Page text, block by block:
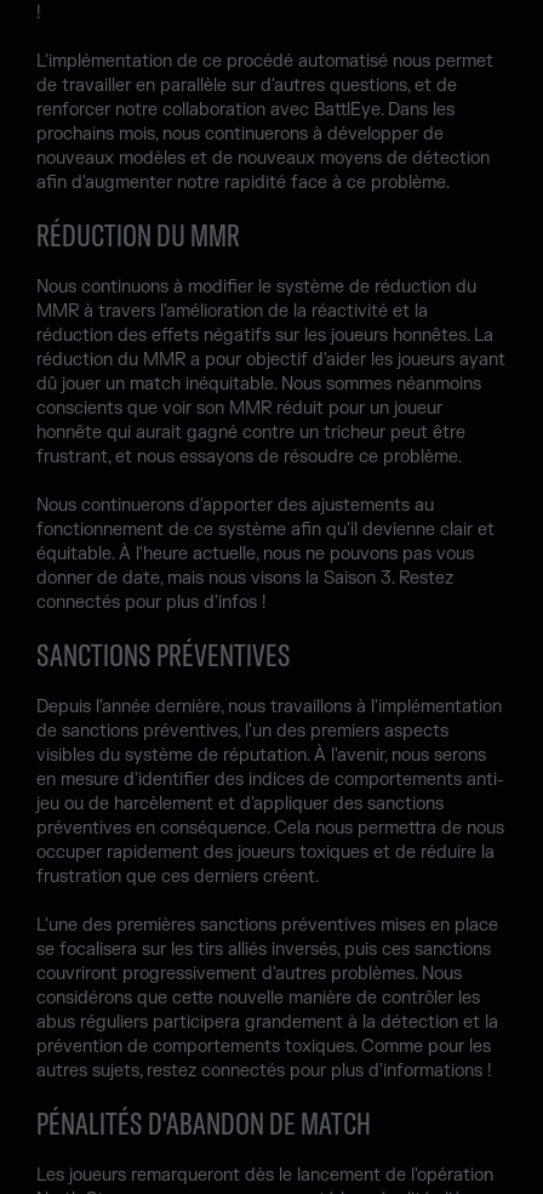
!
L'implémentation de ce procédé automatisé nous permet
de travailler en parallèle sur d'autres questions, et de
renforcer notre collaboration avec BattlEye. Dans les
prochains mois, nous continuerons à développer de
nouveaux modèles et de nouveaux moyens de détection
afin d'augmenter notre rapidité face à ce problème.
RÉDUCTION DU MMR
Nous continuons à modifier le système de réduction du
MMR à travers l'amélioration de la réactivité et la
réduction des effets négatifs sur les joueurs honnêtes. La
réduction du MMR a pour objectif d'aider les joueurs ayant
dû jouer un match inéquitable. Nous sommes néanmoins
conscients que voir son MMR réduit pour un joueur
honnête qui aurait gagné contre un tricheur peut être
frustrant, et nous essayons de résoudre ce problème.
Nous continuerons d'apporter des ajustements au
fonctionnement de ce système afin qu'il devienne clair et
équitable. À l'heure actuelle, nous ne pouvons pas vous
donner de date, mais nous visons la Saison 3. Restez
connectés pour plus d'infos !
SANCTIONS PRÉVENTIVES
Depuis l'année dernière, nous travaillons à l'implémentation
de sanctions préventives, l'un des premiers aspects
visibles du système de réputation. À l'avenir, nous serons
en mesure d'identifier des indices de comportements anti-
jeu ou de harcèlement et d'appliquer des sanctions
préventives en conséquence. Cela nous permettra de nous
occuper rapidement des joueurs toxiques et de réduire la
frustration que ces derniers créent.
L'une des premières sanctions préventives mises en place
se focalisera sur les tirs alliés inversés, puis ces sanctions
couvriront progressivement d'autres problèmes. Nous
considérons que cette nouvelle manière de contrôler les
abus réguliers participera grandement à la détection et la
prévention de comportements toxiques. Comme pour les
autres sujets, restez connectés pour plus d'informations !
PÉNALITÉS D'ABANDON DE MATCH
Les joueurs remarqueront dès le lancement de l'opération